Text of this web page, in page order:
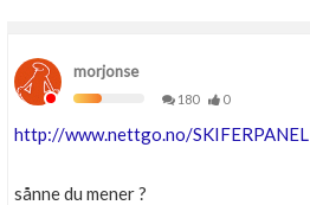
morjonse
180
0
http://www.nettgo.no/SKIFERPANEL
sånne du mener ?